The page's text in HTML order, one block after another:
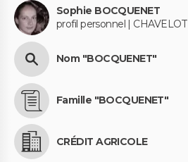
Sophie BOCQUENET
profil personnel | CHAVELOT
Nom "BOCQUENET"
Famille "BOCQUENET"
CRÉDIT AGRICOLE